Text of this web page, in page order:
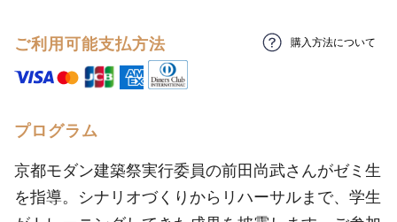
ご利用可能支払方法 購入方法について
プログラム
京都モダン建築祭実行委員の前田尚武さんがゼミ生
を指導。シナリオづくりからリハーサルまで、学生